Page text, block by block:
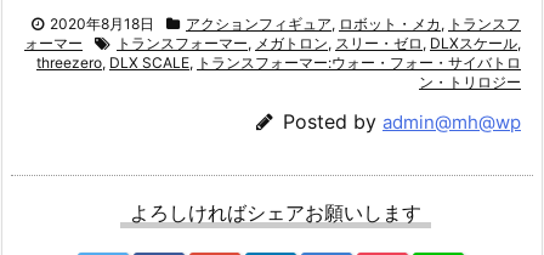
2020年8月18日 アクションフィギュア, ロボット・メカ , トランスフ
ォーマー
トランスフォーマー, メガトロン, スリー・ゼロ , DLXスケール,
threezero, DLX SCALE, トランスフォーマー:ウォー・フォー・サイバトロ
ン・トリロジー
Posted by admin@mh@wp
よろしければシェアお願いします